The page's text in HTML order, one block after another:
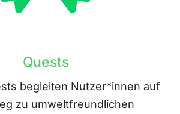
Quests
begleiten Nutzer*innen auf
zu umweltfreundlichen